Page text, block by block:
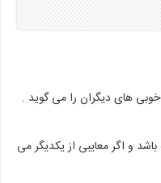
و اگر معایبی از یکدیگر می